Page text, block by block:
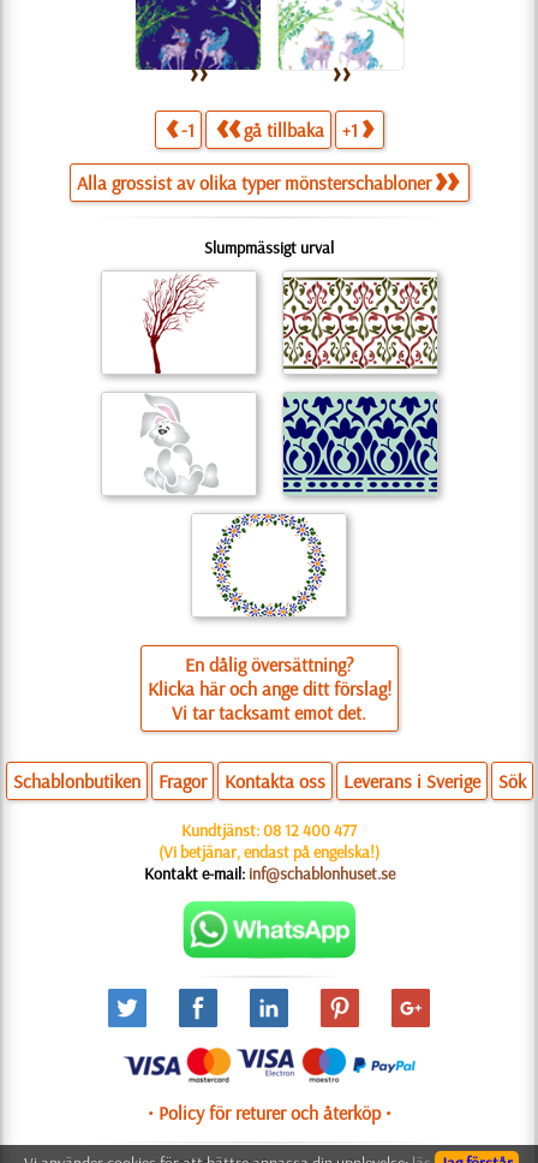
-1 gå tillbaka +1
Alla grossist av olika typer mönsterschabloner
Slumpmässigt urval
En dålig översättning?
Klicka här och ange ditt förslag!
Vi tar tacksamt emot det.
Schablonbutiken Fragor Kontakta oss Leverans i Sverige Sök
Kundtjänst:08 12 400 477
(Vi betjänar, endast på engelska!)
Kontakt e-mail: inf@schablonhuset.se
• Policy för returer och återköp •